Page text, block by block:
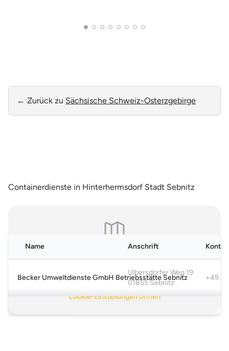
← Zurück zu Sächsische Schweiz-Osterzgebirge
Containerdienste in Hinterhermsdorf Stadt Sebnitz
Bitte akzeptiere die funktionalen Cookies, um die Karte
anzuzeigen.
Cookie-Einstellungen öffnen
Hinweis: Es handelt sich um allgemeine, online einsehbare Branchendaten.
Falls Sie Ihren Eintrag auf unserer Seite nicht wünschen, können Sie uns
Name Anschrift
Becker Umweltdienste GmbH Betriebsstätte Sebnitz
Ulbersdorfer Weg 19
01855 Sebnitz
+49